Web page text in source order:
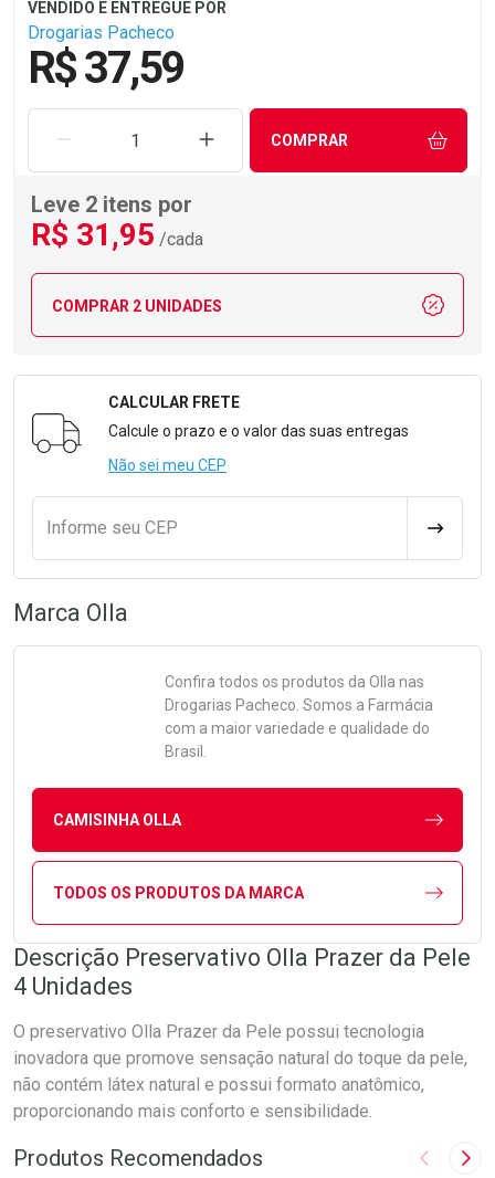
Drogarias Pacheco
R$ 37,59
REMOVER UMA UNIDADEAUMENTAR UMA UNIDADE
COMPRAR
Leve 2 itens por
R$ 31 ,95 /cada
COMPRAR 2 UNIDADES
Formulário para Calcular o Frete
CALCULAR FRETE
Calcule o prazo e o valor das suas entregas
Não sei meu CEP
Informe seu CEP
Marca Olla
Confira todos os produtos da Olla nas
Drogarias Pacheco. Somos a Farmácia
com a maior variedade e qualidade do
Brasil.
CAMISINHA OLLA
TODOS OS PRODUTOS DA MARCA
Descrição Preservativo Olla Prazer da Pele
4 Unidades
O preservativo Olla Prazer da Pele possui tecnologia
inovadora que promove sensação natural do toque da pele,
não contém látex natural e possui formato anatômico,
proporcionando mais conforto e sensibilidade.
Produtos Recomendados Imagem